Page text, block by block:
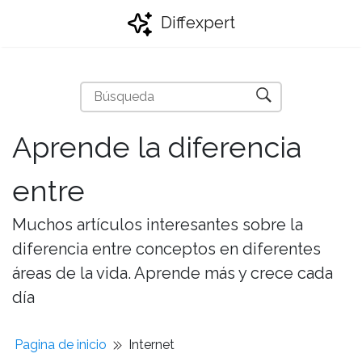
Diffexpert
Aprende la diferencia
entre
Muchos artículos interesantes sobre la
diferencia entre conceptos en diferentes
áreas de la vida. Aprende más y crece cada
día
Pagina de inicio Internet